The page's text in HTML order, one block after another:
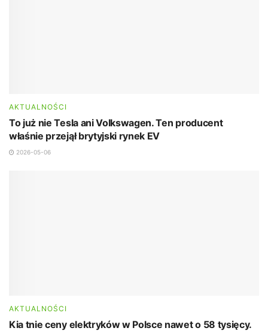
AKTUALNOŚCI
To już nie Tesla ani Volkswagen. Ten producent
właśnie przejął brytyjski rynek EV
2026-05-06
AKTUALNOŚCI
Kia tnie ceny elektryków w Polsce nawet o 58 tysięcy.